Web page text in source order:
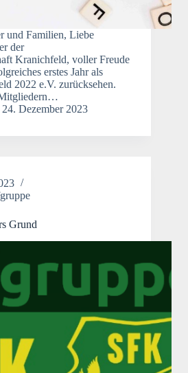
und Familien, Liebe
der
Kranichfeld, voller Freude
erstes Jahr als
2022 e.V. zurücksehen.
24. Dezember 2023
Grund